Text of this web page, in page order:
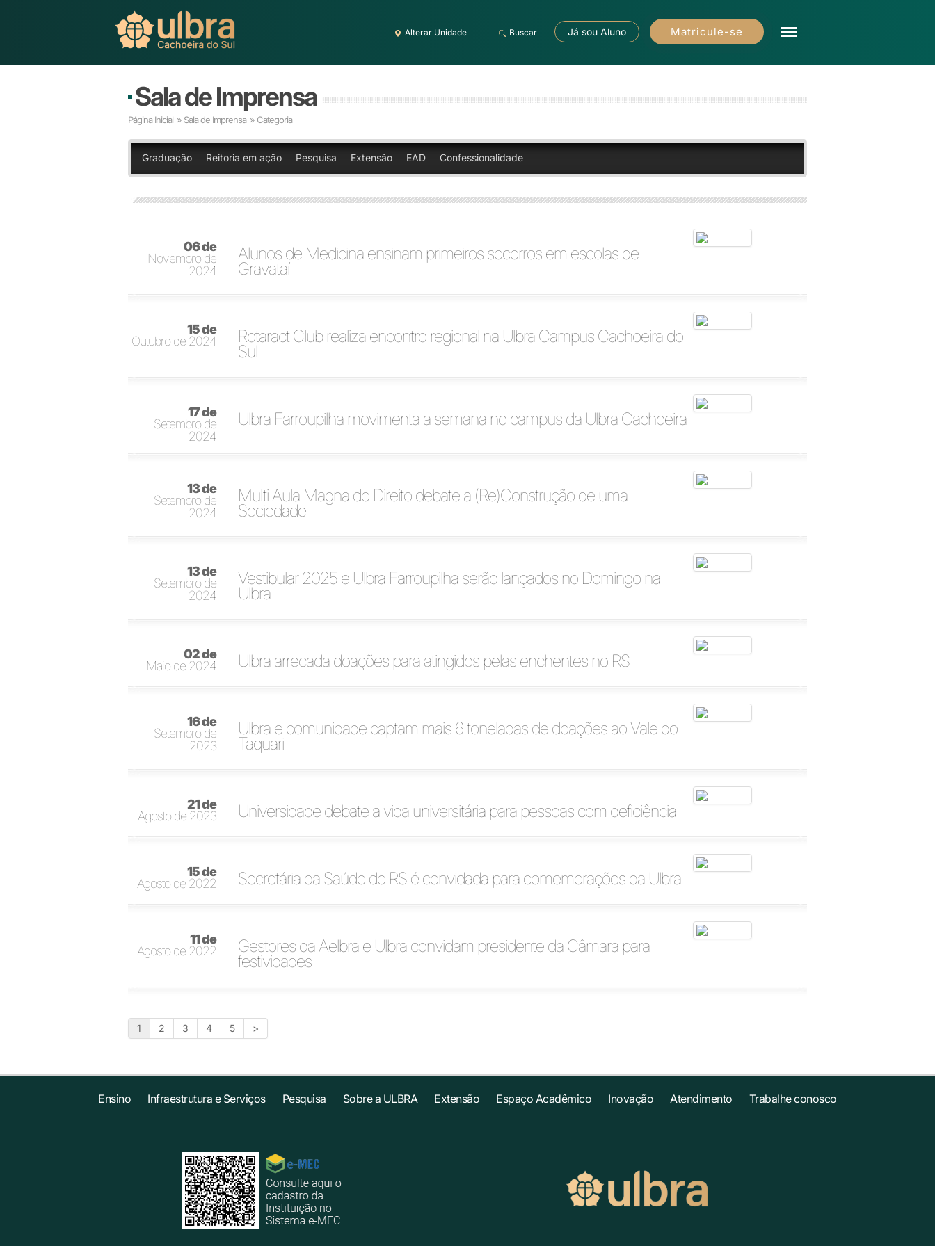
Alterar Unidade Buscar Já sou Aluno Matricule-se
Sala de Imprensa
Página Inicial » Sala de Imprensa » Categoria
Graduação Reitoria em ação Pesquisa Extensão EAD Confessionalidade
06 de
Novembro de
2024
Alunos de Medicina ensinam primeiros socorros em escolas de
Gravataí
15 de
Outubro de 2024
Rotaract Club realiza encontro regional na Ulbra Campus Cachoeira do
Sul
17 de
Setembro de
2024
Ulbra Farroupilha movimenta a semana no campus da Ulbra Cachoeira
13 de
Setembro de
2024
Multi Aula Magna do Direito debate a (Re)Construção de uma
Sociedade
13 de
Setembro de
2024
Vestibular 2025 e Ulbra Farroupilha serão lançados no Domingo na
Ulbra
02 de
Maio de 2024
Ulbra arrecada doações para atingidos pelas enchentes no RS
16 de
Setembro de
2023
Ulbra e comunidade captam mais 6 toneladas de doações ao Vale do
Taquari
21 de
Agosto de 2023
Universidade debate a vida universitária para pessoas com deficiência
15 de
Agosto de 2022
Secretária da Saúde do RS é convidada para comemorações da Ulbra
11 de
Agosto de 2022
Gestores da Aelbra e Ulbra convidam presidente da Câmara para
festividades
1 2 3 4 5 >
Ensino Infraestrutura e Serviços Pesquisa Sobre a ULBRA Extensão Espaço Acadêmico Inovação Atendimento Trabalhe conosco